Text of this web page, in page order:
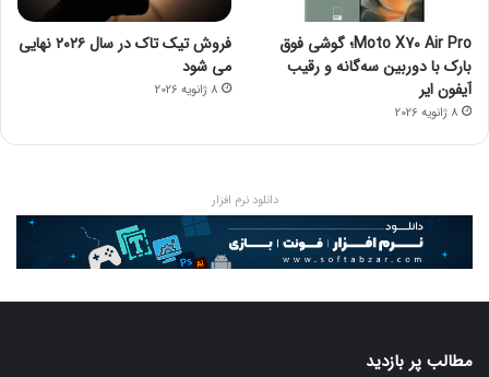
Moto X70 Air Pro؛ گوشی فوق
بارک با دوربین سه‌گانه و رقیب
آیفون ایر
8 ژانویه 2026
فروش تیک تاک در سال ۲۰۲۶ نهایی
می شود
8 ژانویه 2026
دانلود نرم افزار
مطالب پر بازدید